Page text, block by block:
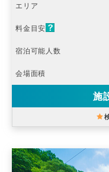
エリア
料金目安
宿泊可能人数
会場面積
施